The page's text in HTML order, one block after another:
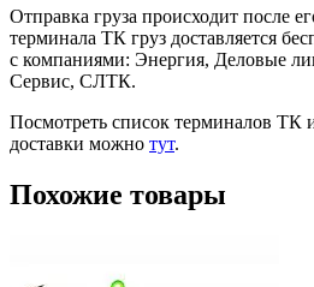
Отправка груза происходит после
терминала ТК груз доставляется
с компаниями: Энергия, Деловые
Сервис, СЛТК.
Посмотреть список терминалов ТК
доставки можно тут.
Похожие товары